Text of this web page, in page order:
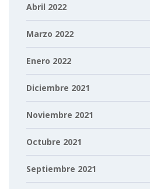
Abril 2022
Marzo 2022
Enero 2022
Diciembre 2021
Noviembre 2021
Octubre 2021
Septiembre 2021